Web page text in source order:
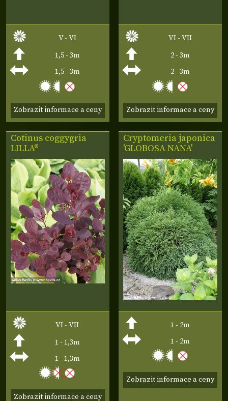
V - VI
1,5 - 3m
1,5 - 3m
Zobrazit informace a ceny
VI - VII
2 - 3m
2 - 3m
Zobrazit informace a ceny
Cotinus coggygria
LILLA®
VI - VII
1 - 1,3m
1 - 1,3m
Zobrazit informace a ceny
Cryptomeria japonica
'GLOBOSA NANA'
1 - 2m
1 - 2m
Zobrazit informace a ceny